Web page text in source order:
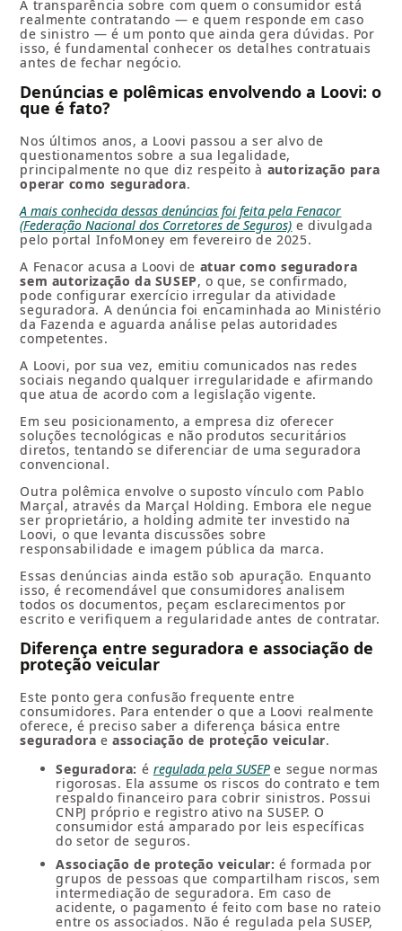
A transparência sobre com quem o consumidor está
realmente contratando — e quem responde em caso
de sinistro — é um ponto que ainda gera dúvidas. Por
isso, é fundamental conhecer os detalhes contratuais
antes de fechar negócio.
Denúncias e polêmicas envolvendo a Loovi: o
que é fato?
Nos últimos anos, a Loovi passou a ser alvo de
questionamentos sobre a sua legalidade,
principalmente no que diz respeito à autorização para
operar como seguradora.
A mais conhecida dessas denúncias foi feita pela Fenacor
(Federação Nacional dos Corretores de Seguros) e divulgada
pelo portal InfoMoney em fevereiro de 2025.
A Fenacor acusa a Loovi de atuar como seguradora
sem autorização da SUSEP, o que, se confirmado,
pode configurar exercício irregular da atividade
seguradora. A denúncia foi encaminhada ao Ministério
da Fazenda e aguarda análise pelas autoridades
competentes.
A Loovi, por sua vez, emitiu comunicados nas redes
sociais negando qualquer irregularidade e afirmando
que atua de acordo com a legislação vigente.
Em seu posicionamento, a empresa diz oferecer
soluções tecnológicas e não produtos securitários
diretos, tentando se diferenciar de uma seguradora
convencional.
Outra polêmica envolve o suposto vínculo com Pablo
Marçal, através da Marçal Holding. Embora ele negue
ser proprietário, a holding admite ter investido na
Loovi, o que levanta discussões sobre
responsabilidade e imagem pública da marca.
Essas denúncias ainda estão sob apuração. Enquanto
isso, é recomendável que consumidores analisem
todos os documentos, peçam esclarecimentos por
escrito e verifiquem a regularidade antes de contratar.
Diferença entre seguradora e associação de
proteção veicular
Este ponto gera confusão frequente entre
consumidores. Para entender o que a Loovi realmente
oferece, é preciso saber a diferença básica entre
seguradora eassociação de proteção veicular.
Seguradora: é regulada pela SUSEPe segue normas
rigorosas. Ela assume os riscos do contrato e tem
respaldo financeiro para cobrir sinistros. Possui
CNPJ próprio e registro ativo na SUSEP. O
consumidor está amparado por leis específicas
do setor de seguros.
Associação de proteção veicular: é formada por
grupos de pessoas que compartilham riscos, sem
intermediação de seguradora. Em caso de
acidente, o pagamento é feito com base no rateio
entre os associados. Não é regulada pela SUSEP,